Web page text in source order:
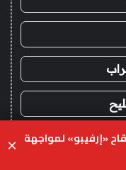
«إرفيبو» لمواجهة ×